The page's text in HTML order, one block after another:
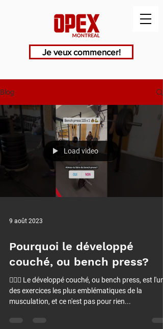
Je veux commencer!
Blog
Load video
9 août 2023
Pourquoi le développé
couché, ou bench press?
🏋️‍♂️💥 Le développé couché, ou bench press, est l'un
des exercices les plus emblématiques de la
musculation, et ce n'est pas pour rien...